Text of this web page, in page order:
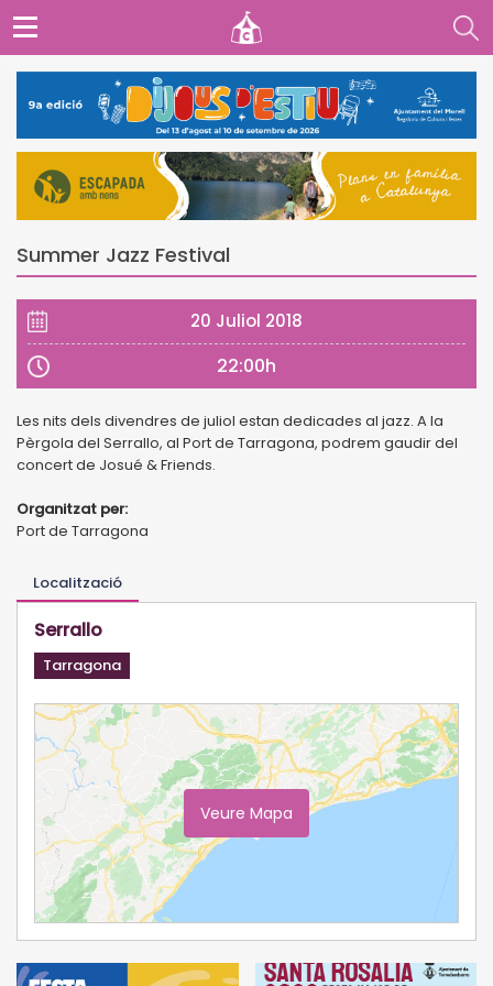
Summer Jazz Festival
20 Juliol 2018
22:00h
Les nits dels divendres de juliol estan dedicades al jazz. A la
Pèrgola del Serrallo, al Port de Tarragona, podrem gaudir del
concert de Josué & Friends.
Organitzat per:
Port de Tarragona
Localització
Serrallo
Tarragona
Veure Mapa